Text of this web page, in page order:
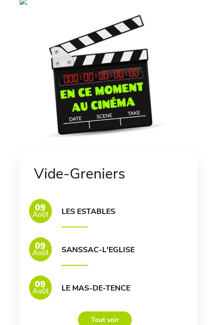
Vide-Greniers
09
Août LES ESTABLES
09
Août SANSSAC-L'EGLISE
09
Août LE MAS-DE-TENCE
Tout voir